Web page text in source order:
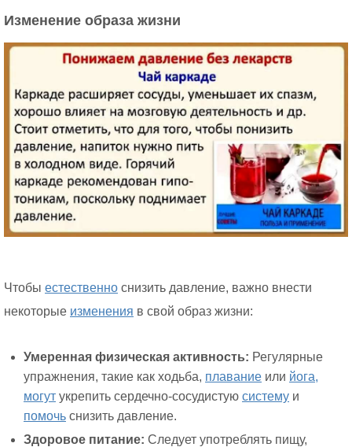
Изменение образа жизни
Чтобы естественно снизить давление, важно внести
некоторые изменения в свой образ жизни:
Умеренная физическая активность: Регулярные
упражнения, такие как ходьба, плавание или йога,
могут укрепить сердечно-сосудистую систему и
помочь снизить давление.
Здоровое питание: Следует употреблять пищу,